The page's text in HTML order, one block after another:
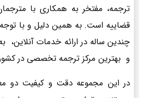
ترجمه، مفتخر به همکاری با
قضاییه است. به همین دلیل و با
چندین ساله در ارائه خدمات آنلاین،
و بهترین مرکز ترجمه تخصصی در
در این مجموعه دقت و کیفیت دو